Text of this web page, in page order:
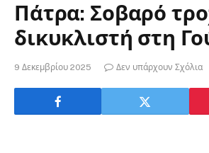
Πάτρα: Σοβαρό
δικυκλιστή στη
9 Δεκεμβρίου 2025 Δεν υπάρχουν Σχόλια